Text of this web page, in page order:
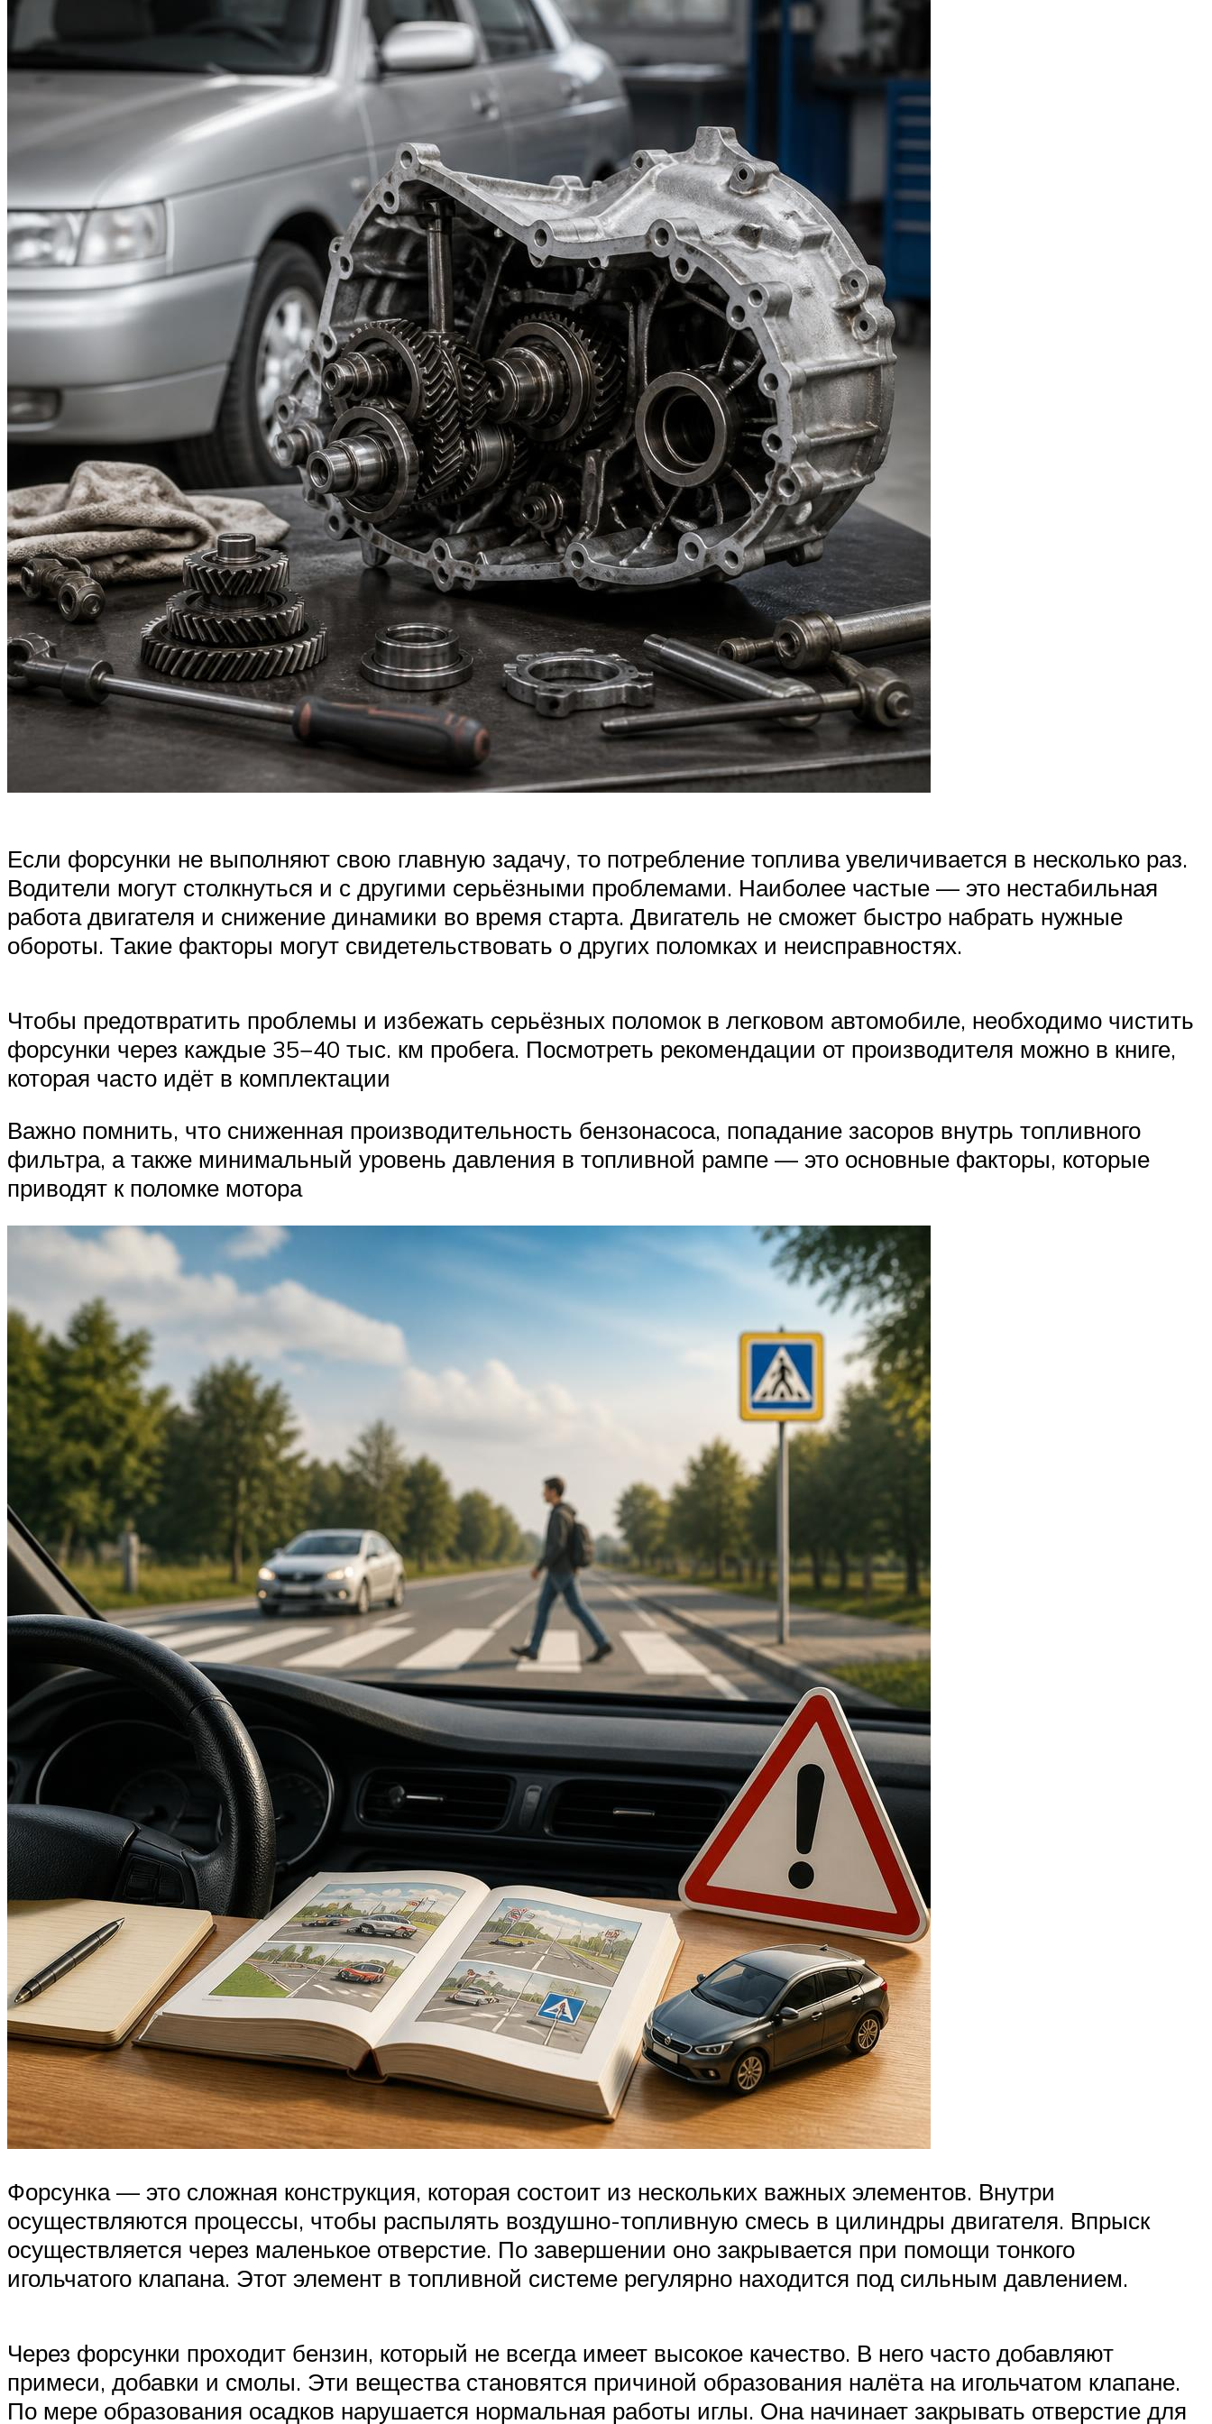
Если форсунки не выполняют свою главную задачу, то потребление топлива увеличивается в несколько раз.
Водители могут столкнуться и с другими серьёзными проблемами. Наиболее частые — это нестабильная
работа двигателя и снижение динамики во время старта. Двигатель не сможет быстро набрать нужные
обороты. Такие факторы могут свидетельствовать о других поломках и неисправностях.
Чтобы предотвратить проблемы и избежать серьёзных поломок в легковом автомобиле, необходимо чистить
форсунки через каждые 35−40 тыс. км пробега. Посмотреть рекомендации от производителя можно в книге,
которая часто идёт в комплектации
Важно помнить, что сниженная производительность бензонасоса, попадание засоров внутрь топливного
фильтра, а также минимальный уровень давления в топливной рампе — это основные факторы, которые
приводят к поломке мотора
Форсунка — это сложная конструкция, которая состоит из нескольких важных элементов. Внутри
осуществляются процессы, чтобы распылять воздушно-топливную смесь в цилиндры двигателя. Впрыск
осуществляется через маленькое отверстие. По завершении оно закрывается при помощи тонкого
игольчатого клапана. Этот элемент в топливной системе регулярно находится под сильным давлением.
Через форсунки проходит бензин, который не всегда имеет высокое качество. В него часто добавляют
примеси, добавки и смолы. Эти вещества становятся причиной образования налёта на игольчатом клапане.
По мере образования осадков нарушается нормальная работы иглы. Она начинает закрывать отверстие для